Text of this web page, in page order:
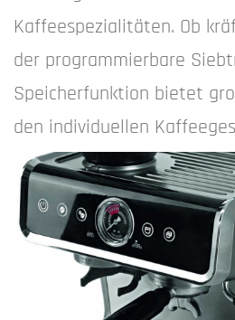
Kaffeespezialitäten. Ob
der programmierbare
Speicherfunktion bietet
den individuellen